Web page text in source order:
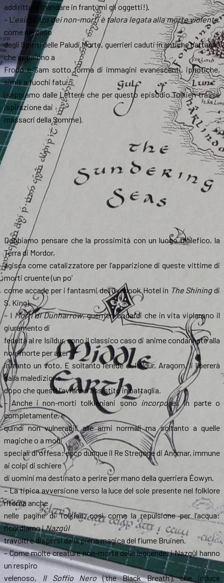
addirittura mandare in frantumi gli oggetti!).
– L’esistenza dei non-morti è talora legata alla morte violenta,
come nel caso
degli Spiriti delle Paludi Morte, guerrieri caduti in antiche battaglie
che appaiono a
Frodo e Sam sotto forma di immagini evanescenti, ipnotiche,
simili a fuochi fatui
(sappiamo dalle Lettere che per questo episodio Tolkien trasse
ispirazione dai
massacri della Somme).
Dobbiamo pensare che la prossimità con un luogo malefico, la
Terra di Mordor,
agisca come catalizzatore per l’apparizione di queste vittime di
morti cruente (un po’
come accade per i fantasmi dell’Overlook Hotel in The Shiningdi
S. King).
– I Morti di Dunharrow, guerrieri codardi che in vita violarono il
giuramento di
fedeltà al re Isildur, sono il classico caso di anime condannate alla
non-morte per aver
infranto un voto. E soltanto l’erede di Isildur, Aragorn, li libererà
dalla maledizione
dopo che questi l’avranno assistito in battaglia.
– Anche i non-morti tolkieniani sono incorporei, in parte o
completamente, e
quindi non vulnerabili alle armi normali ma soltanto a quelle
magiche o a modi
speciali di offesa: ecco dunque il Re Stregone di Angmar, immune
ai colpi di schiere
di uomini ma destinato a perire per mano della guerriera Éowyn.
– La tipica avversione verso la luce del sole presente nel folklore
ritorna anche
nelle pagine di Tolkien, così come la repulsione per l’acqua:
ricordiamo iNazgûl
travolti e dispersi dalla piena magica del fiume Bruinen.
– Come molte creature non-morte delle leggende, i Nazgûl hanno
un respiro
velenoso, Il Soffio Nero(‘the Black Breath’), che induce